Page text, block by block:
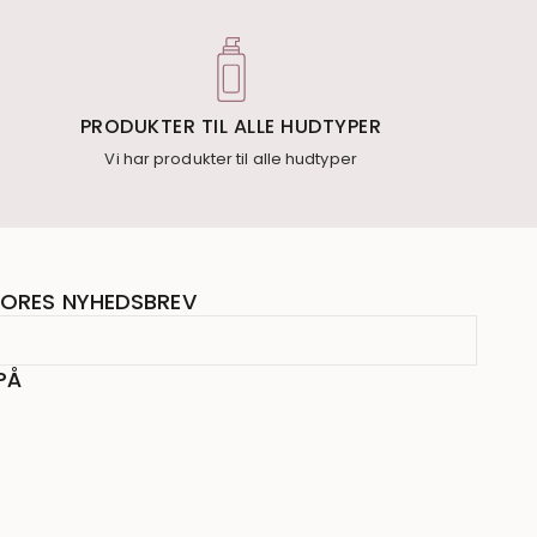
PRODUKTER TIL ALLE HUDTYPER
Vi har produkter til alle hudtyper
NYHEDSBREV